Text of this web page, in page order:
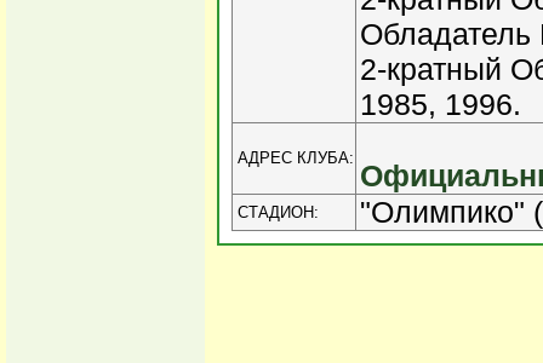
Обладатель
2-кратный
1985, 1996.
АДРЕС КЛУБА:
СТАДИОН: "Олимпико"